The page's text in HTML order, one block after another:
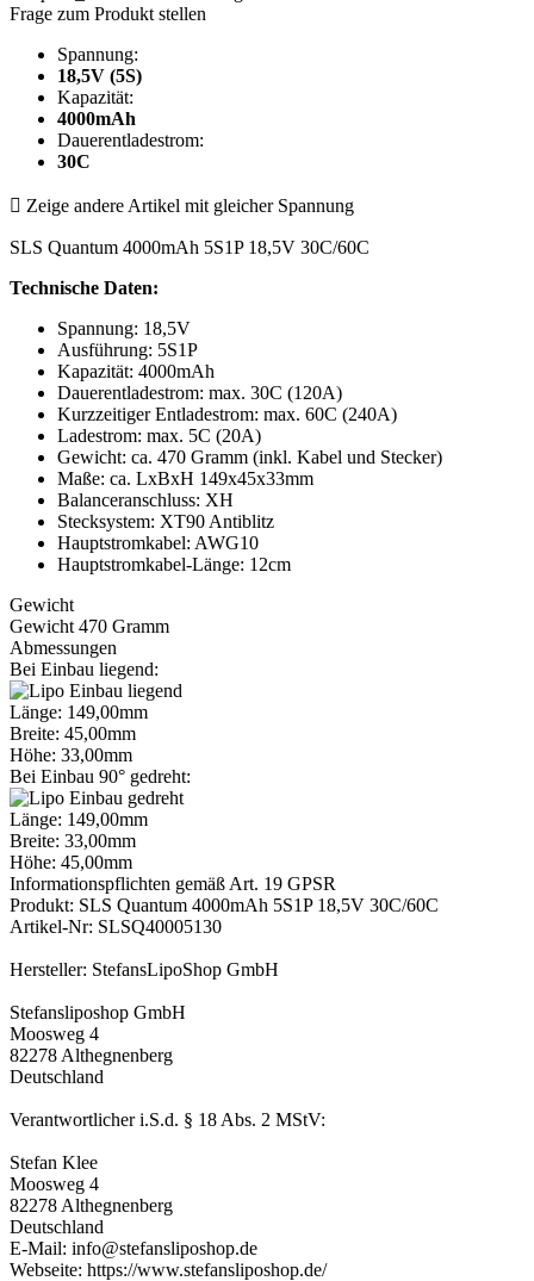
Frage zum Produkt stellen
Spannung:
18,5V (5S)
Kapazität:
4000mAh
Dauerentladestrom:
30C
 Zeige andere Artikel mit gleicher Spannung
SLS Quantum 4000mAh 5S1P 18,5V 30C/60C
Technische Daten:
Spannung: 18,5V
Ausführung: 5S1P
Kapazität: 4000mAh
Dauerentladestrom: max. 30C (120A)
Kurzzeitiger Entladestrom: max. 60C (240A)
Ladestrom: max. 5C (20A)
Gewicht: ca. 470 Gramm (inkl. Kabel und Stecker)
Maße: ca. LxBxH 149x45x33mm
Balanceranschluss: XH
Stecksystem: XT90 Antiblitz
Hauptstromkabel: AWG10
Hauptstromkabel-Länge: 12cm
Gewicht
Gewicht 470 Gramm
Abmessungen
Bei Einbau liegend:
Länge: 149,00mm
Breite: 45,00mm
Höhe: 33,00mm
Bei Einbau 90° gedreht:
Länge: 149,00mm
Breite: 33,00mm
Höhe: 45,00mm
Informationspflichten gemäß Art. 19 GPSR
Produkt: SLS Quantum 4000mAh 5S1P 18,5V 30C/60C
Artikel-Nr: SLSQ40005130
Hersteller: StefansLipoShop GmbH
Stefansliposhop GmbH
Moosweg 4
82278 Althegnenberg
Deutschland
Verantwortlicher i.S.d. § 18 Abs. 2 MStV:
Stefan Klee
Moosweg 4
82278 Althegnenberg
Deutschland
E-Mail: info@stefansliposhop.de
Webseite: https://www.stefansliposhop.de/